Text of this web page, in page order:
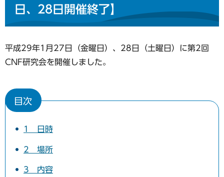
日、28日開催終了】
平成29年1月27日（金曜日）、28日（土曜日）に第2回
CNF研究会を開催しました。
目次
1 日時
2 場所
3 内容